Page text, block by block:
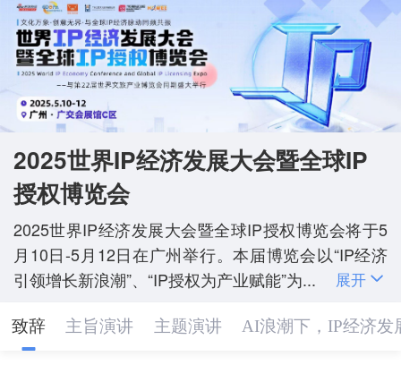
2025世界IP经济发展大会暨全球IP
授权博览会
2025世界IP经济发展大会暨全球IP授权博览会将于5
月10日-5月12日在广州举行。本届博览会以“IP经济
引领增长新浪潮”、“IP授权为产业赋能”为...
展开
致辞 主旨演讲 主题演讲 AI浪潮下，IP经济发